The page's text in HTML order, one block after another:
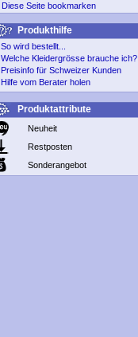
Diese Seite bookmarken
Produkthilfe
So wird bestellt...
Welche Kleidergrösse brauche ich?
Preisinfo für Schweizer Kunden
Hilfe vom Berater holen
Produktattribute
Neuheit
Restposten
Sonderangebot